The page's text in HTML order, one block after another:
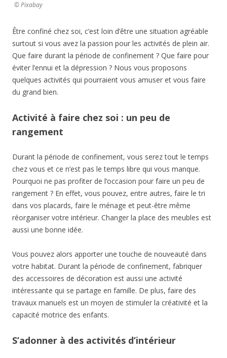
© Pixabay
Être confiné chez soi, c’est loin d’être une situation agréable
surtout si vous avez la passion pour les activités de plein air.
Que faire durant la période de confinement ? Que faire pour
éviter l’ennui et la dépression ? Nous vous proposons
quelques activités qui pourraient vous amuser et vous faire
du grand bien.
Activité à faire chez soi : un peu de
rangement
Durant la période de confinement, vous serez tout le temps
chez vous et ce n’est pas le temps libre qui vous manque.
Pourquoi ne pas profiter de l’occasion pour faire un peu de
rangement ? En effet, vous pouvez, entre autres, faire le tri
dans vos placards, faire le ménage et peut-être même
réorganiser votre intérieur. Changer la place des meubles est
aussi une bonne idée.
Vous pouvez alors apporter une touche de nouveauté dans
votre habitat. Durant la période de confinement, fabriquer
des accessoires de décoration est aussi une activité
intéressante qui se partage en famille. De plus, faire des
travaux manuels est un moyen de stimuler la créativité et la
capacité motrice des enfants.
S’adonner à des activités d’intérieur